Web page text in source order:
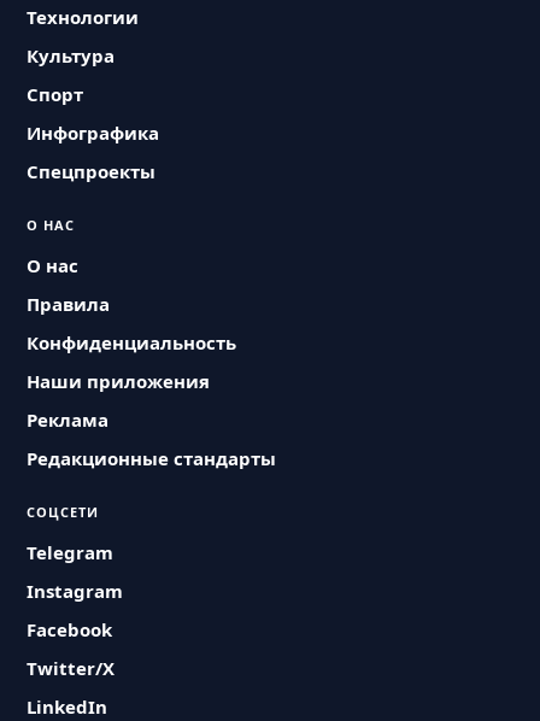
Технологии
Культура
Спорт
Инфографика
Спецпроекты
О НАС
О нас
Правила
Конфиденциальность
Наши приложения
Реклама
Редакционные стандарты
СОЦСЕТИ
Telegram
Instagram
Facebook
Twitter/X
LinkedIn